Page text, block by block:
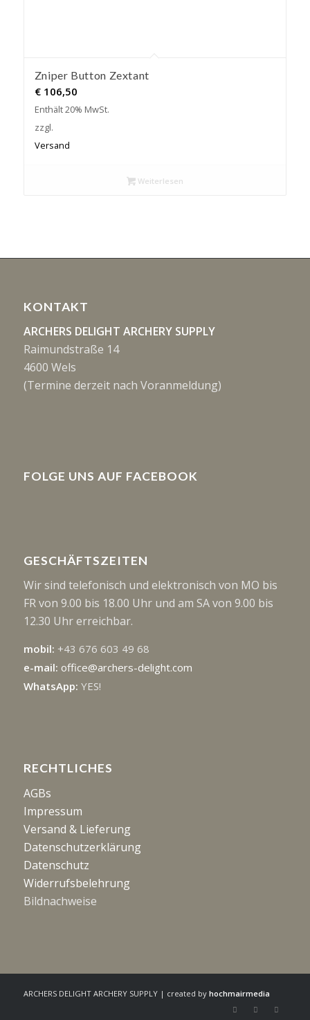
Zniper Button Zextant
€106,50
Enthält 20% MwSt.
zzgl.
Versand
Weiterlesen
KONTAKT
ARCHERS DELIGHT ARCHERY SUPPLY
Raimundstraße 14
4600 Wels
(Termine derzeit nach Voranmeldung)
FOLGE UNS AUF FACEBOOK
GESCHÄFTSZEITEN
Wir sind telefonisch und elektronisch von MO bis
FR von 9.00 bis 18.00 Uhr und am SA von 9.00 bis
12.30 Uhr erreichbar.
mobil: +43 676 603 49 68
e-mail: office@archers-delight.com
WhatsApp: YES!
RECHTLICHES
AGBs
Impressum
Versand & Lieferung
Datenschutzerklärung
Datenschutz
Widerrufsbelehrung
Bildnachweise
ARCHERS DELIGHT ARCHERY SUPPLY | created by hochmairmedia